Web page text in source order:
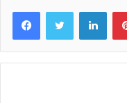
FacebookTwitter